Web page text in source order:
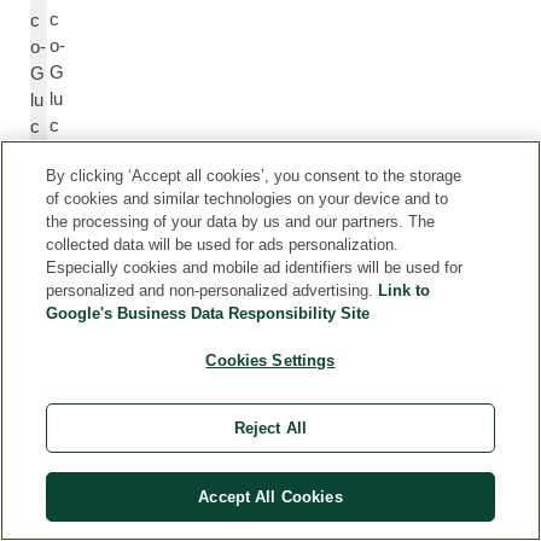
c
o-
G
lu
c
c
o-
G
lu
c
si
d
e
DiDi
s
u
c
By clicking ‘Accept all cookies’, you consent to the storage
of cookies and similar technologies on your device and to
the processing of your data by us and our partners. The
collected data will be used for ads personalization.
Especially cookies and mobile ad identifiers will be used for
personalized and non-personalized advertising. Link to
Google's Business Data Responsibility Site
Cookies Settings
Reject All
Accept All Cookies